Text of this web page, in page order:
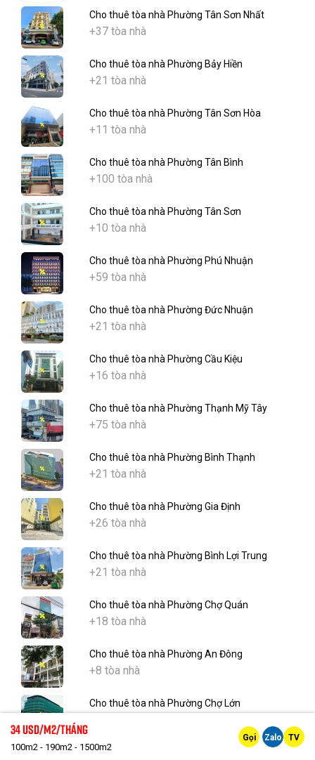
Cho thuê tòa nhà Phường Tân Sơn Nhất
+37 tòa nhà
Cho thuê tòa nhà Phường Bảy Hiền
+21 tòa nhà
Cho thuê tòa nhà Phường Tân Sơn Hòa
+11 tòa nhà
Cho thuê tòa nhà Phường Tân Bình
+100 tòa nhà
Cho thuê tòa nhà Phường Tân Sơn
+10 tòa nhà
Cho thuê tòa nhà Phường Phú Nhuận
+59 tòa nhà
Cho thuê tòa nhà Phường Đức Nhuận
+21 tòa nhà
Cho thuê tòa nhà Phường Cầu Kiệu
+16 tòa nhà
Cho thuê tòa nhà Phường Thạnh Mỹ Tây
+75 tòa nhà
Cho thuê tòa nhà Phường Bình Thạnh
+21 tòa nhà
Cho thuê tòa nhà Phường Gia Định
+26 tòa nhà
Cho thuê tòa nhà Phường Bình Lợi Trung
+21 tòa nhà
Cho thuê tòa nhà Phường Chợ Quán
+18 tòa nhà
Cho thuê tòa nhà Phường An Đông
+8 tòa nhà
Cho thuê tòa nhà Phường Chợ Lớn
Cho thuê tòa nhà Phường Tân Hưng
34 Usd/m2/tháng
100m2 - 190m2 - 1500m2
Gọi Zalo TV